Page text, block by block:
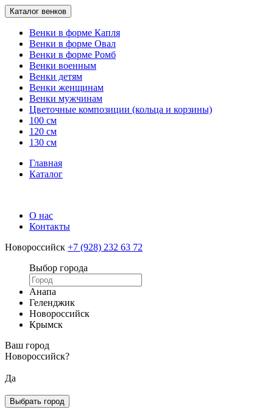
Каталог венков
Венки в форме Капля
Венки в форме Овал
Венки в форме Ромб
Венки военным
Венки детям
Венки женщинам
Венки мужчинам
Цветочные композиции (кольца и корзины)
100 см
120 см
130 см
Главная
Каталог
О нас
Контакты
Новороссийск +7 (928) 232 63 72
Выбор города
Анапа
Геленджик
Новороссийск
Крымск
Ваш город
Новороссийск?
Да
Выбрать город